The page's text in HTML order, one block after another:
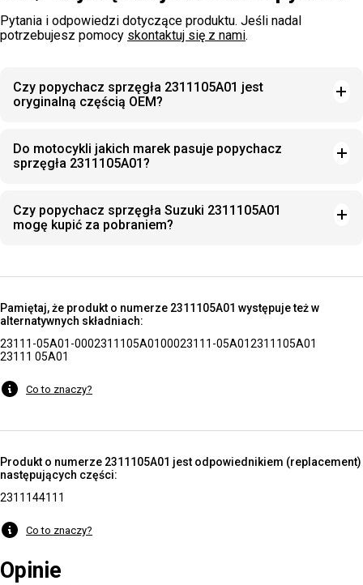
Pytania i odpowiedzi dotyczące produktu. Jeśli nadal
potrzebujesz pomocy skontaktuj się z nami.
Czy popychacz sprzęgła 2311105A01 jest
oryginalną częścią OEM?
Do motocykli jakich marek pasuje popychacz
sprzęgła 2311105A01?
Czy popychacz sprzęgła Suzuki 2311105A01
mogę kupić za pobraniem?
Pamiętaj, że produkt o numerze 2311105A01 występuje też w
alternatywnych składniach:
23111-05A01-0002311105A0100023111-05A012311105A01
23111 05A01
Co to znaczy?
Produkt o numerze 2311105A01 jest odpowiednikiem (replacement)
następujących części:
2311144111
Co to znaczy?
Opinie